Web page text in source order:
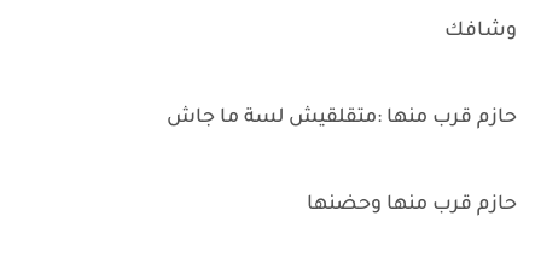
وشافك
حازم قرب منها :متقلقيش لسة ما جاش
حازم قرب منها وحضنها